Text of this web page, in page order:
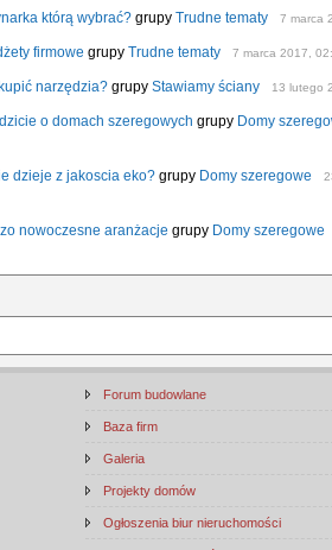
którą wybrać? grupy Trudne tematy 7 marca
firmowe grupy Trudne tematy 7 marca 2017,
narzędzia? grupy Stawiamy ściany 13 lutego
o domach szeregowych grupy Domy
dzieje z jakoscia eko? grupy Domy szeregowe
nowoczesne aranżacje grupy Domy szeregowe
Forum budowlane
Baza firm
Galeria
Projekty domów
Ogłoszenia biur nieruchomości